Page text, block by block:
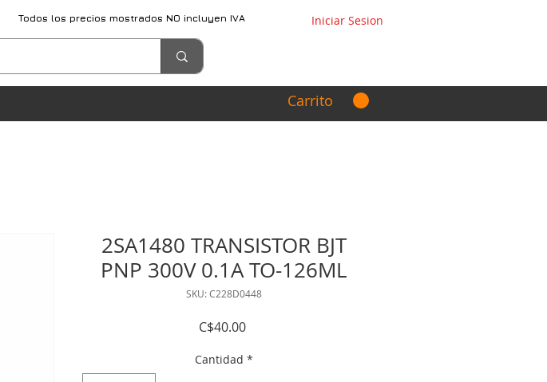
Todos los precios mostrados NO incluyen IVA Iniciar Sesion
Carrito
2SA1480 TRANSISTOR BJT
PNP 300V 0.1A TO-126ML
SKU: C228D0448
C$40.00Precio
Cantidad *